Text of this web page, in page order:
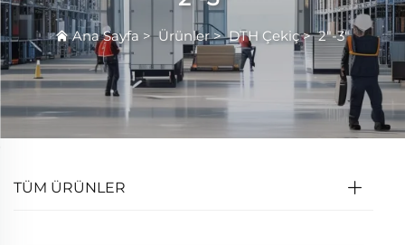
Ana Sayfa >Ürünler>DTH Çekiç>2"-3"
TÜM ÜRÜNLER